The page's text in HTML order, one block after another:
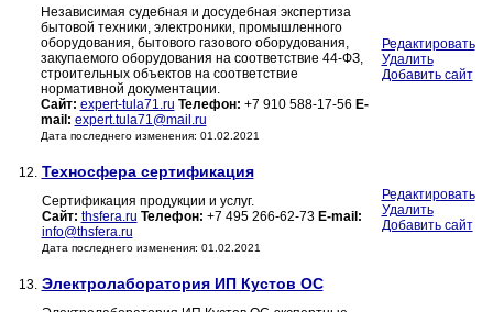
Независимая судебная и досудебная экспертиза
бытовой техники, электроники, промышленного
оборудования, бытового газового оборудования,
закупаемого оборудования на соответствие 44-ФЗ,
строительных объектов на соответствие
нормативной документации.
Сайт: expert-tula71.ru Телефон: +7 910 588-17-56 E-
mail: expert.tula71@mail.ru
Дата последнего изменения: 01.02.2021
Редактировать
Удалить
Добавить сайт
12. Техносфера сертификация
Сертификация продукции и услуг.
Сайт: thsfera.ru Телефон: +7 495 266-62-73 E-mail:
info@thsfera.ru
Дата последнего изменения: 01.02.2021
Редактировать
Удалить
Добавить сайт
13. Электролаборатория ИП Кустов ОС